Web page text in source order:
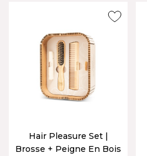
Hair Pleasure Set |
Brosse + Peigne En Bois